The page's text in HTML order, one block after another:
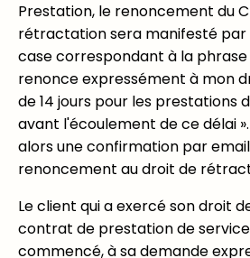
Prestation, le renoncement du
rétractation sera manifesté
case correspondant à la phrase
renonce expressément à mon
de 14 jours pour les prestations
avant l'écoulement de ce délai
alors une confirmation par
renoncement au droit de
Le client qui a exercé son droit
contrat de prestation de
commencé, à sa demande